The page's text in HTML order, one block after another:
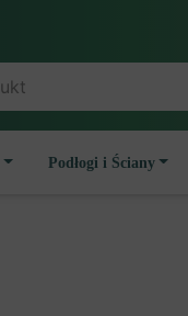
Podłogi i Ściany